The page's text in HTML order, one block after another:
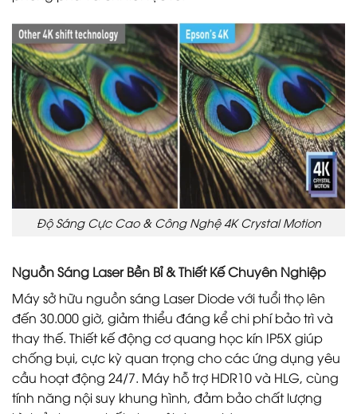
Độ Sáng Cực Cao & Công Nghệ 4K Crystal Motion
Nguồn Sáng Laser Bền Bỉ & Thiết Kế Chuyên Nghiệp
Máy sở hữu nguồn sáng Laser Diode với tuổi thọ lên
đến 30.000 giờ, giảm thiểu đáng kể chi phí bảo trì và
thay thế. Thiết kế động cơ quang học kín IP5X giúp
chống bụi, cực kỳ quan trọng cho các ứng dụng yêu
cầu hoạt động 24/7. Máy hỗ trợ HDR10 và HLG, cùng
tính năng nội suy khung hình, đảm bảo chất lượng